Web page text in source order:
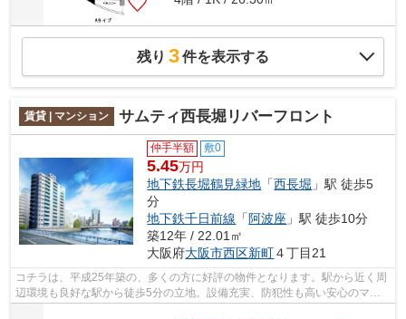
残り 3件を表示する
賃貸 | マンション サムティ西長堀リバーフロント
仲手半額 敷0
5.45万円
地下鉄長堀鶴見緑地 「西長堀 」駅 徒歩5
分
地下鉄千日前線 「阿波座 」駅 徒歩10分
築12年 / 22.01㎡
大阪府大阪市西区新町４丁目21
コチラは、平成25年築の、多くの方に好評の物件となります。駅から近く周
辺環境も良好な駅から徒歩5分の立地。設備充実、防犯性も高い安心のマン
ション物件です。エレベーター付き物件...